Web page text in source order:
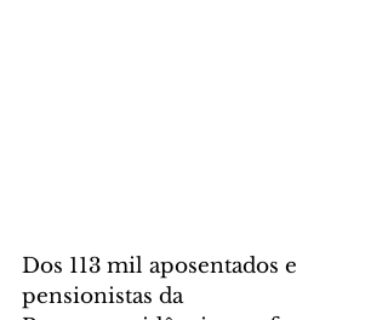
Dos 113 mil aposentados e
pensionistas da